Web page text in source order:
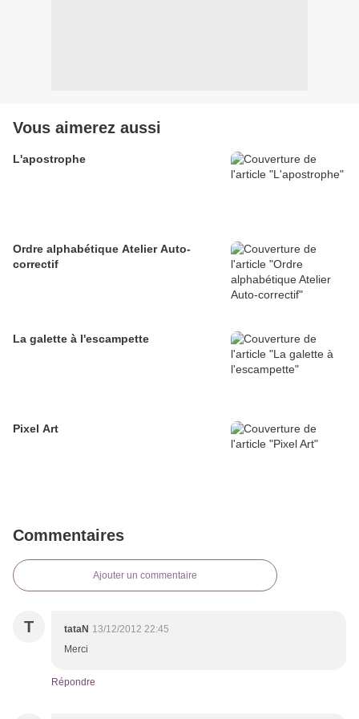
Vous aimerez aussi
L'apostrophe
Ordre alphabétique Atelier Auto-
correctif
La galette à l'escampette
Pixel Art
Commentaires
Ajouter un commentaire
T tataN 13/12/2012 22:45
Merci
Répondre